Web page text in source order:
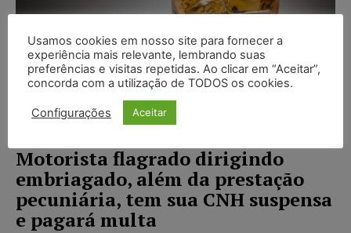
Motorista flagrado dirigindo
embriagado, além da prestação
pecuniária, tem sua CNH suspensa
e pagará multa
Usamos cookies em nosso site para fornecer a
experiência mais relevante, lembrando suas
preferências e visitas repetidas. Ao clicar em “Aceitar”,
concorda com a utilização de TODOS os cookies.
Configurações Aceitar